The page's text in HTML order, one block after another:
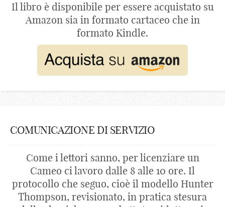
Il libro è disponibile per essere acquistato su
Amazon sia in formato cartaceo che in
formato Kindle.
COMUNICAZIONE DI SERVIZIO
Come i lettori sanno, per licenziare un
Cameo ci lavoro dalle 8 alle 10 ore. Il
protocollo che seguo, cioè il modello Hunter
Thompson, revisionato, in pratica stesura